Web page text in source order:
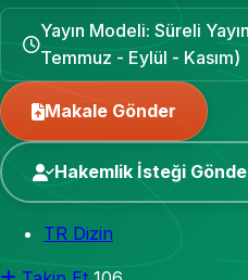
Yayın Modeli: Süreli
Temmuz - Eylül - Kasım)
Makale Gönder
Hakemlik İsteği
TR Dizin